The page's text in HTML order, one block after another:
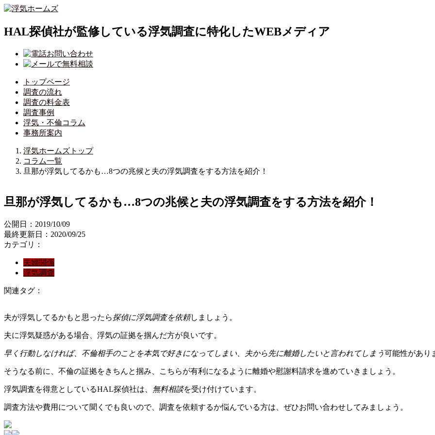
HAL探偵社が監修している浮気調査に特化したWEBメディア
トップページ
調査の流れ
調査の料金表
調査事例
浮気・不倫コラム
事務所案内
浮気ホームズトップ
コラム一覧
旦那が浮気してるかも…8つの兆候と夫の浮気調査をする方法を紹介！
旦那が浮気してるかも…8つの兆候と夫の浮気調査をする方法を紹介！
公開日：2019/10/09
最終更新日：2020/09/25
カテゴリ：
夫婦関係
浮気調査
関連タグ：
夫が浮気してるかもと思ったら探偵に浮気調査を依頼しましょう。
夫に浮気疑惑がある場合、浮気の証拠を掴んだ方が良いです。
早く行動しなければ、不倫相手のことを本気で好きになってしまい、夫から先に離婚したいと言われてしまう可能性があり
そうなる前に、不倫の証拠をきちんと掴み、こちらが有利になるように離婚や慰謝料請求を進めていきましょう。
浮気調査を得意としているHAL探偵社は、 無料相談を受け付けています。
調査方法や費用について聞くでも良いので、調査を依頼するか悩んでいる方は、ぜひお問い合わせしてみましょう。